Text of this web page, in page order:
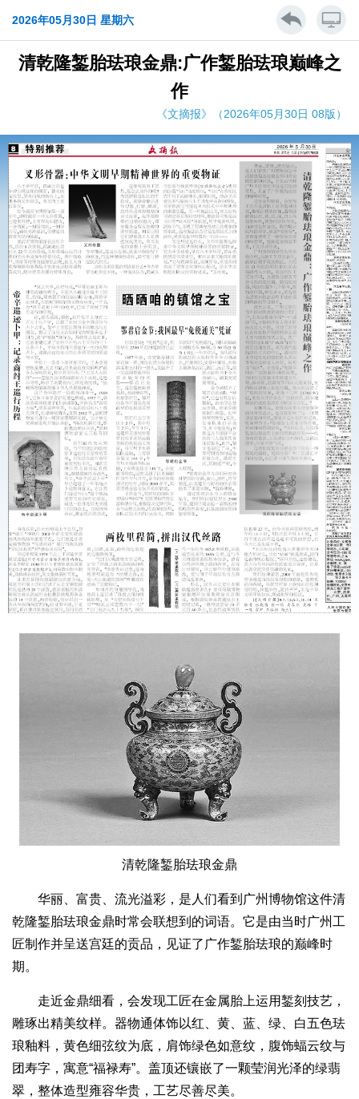
2026年05月30日 星期六
清乾隆錾胎珐琅金鼎:广作錾胎珐琅巅峰之
作
《文摘报》（2026年05月30日 08版）
清乾隆錾胎珐琅金鼎
华丽、富贵、流光溢彩，是人们看到广州博物馆这件清
乾隆錾胎珐琅金鼎时常会联想到的词语。它是由当时广州工
匠制作并呈送宫廷的贡品，见证了广作錾胎珐琅的巅峰时
期。
走近金鼎细看，会发现工匠在金属胎上运用錾刻技艺，
雕琢出精美纹样。器物通体饰以红、黄、蓝、绿、白五色珐
琅釉料，黄色细弦纹为底，肩饰绿色如意纹，腹饰蝠云纹与
团寿字，寓意“福禄寿”。盖顶还镶嵌了一颗莹润光泽的绿翡
翠，整体造型雍容华贵，工艺尽善尽美。